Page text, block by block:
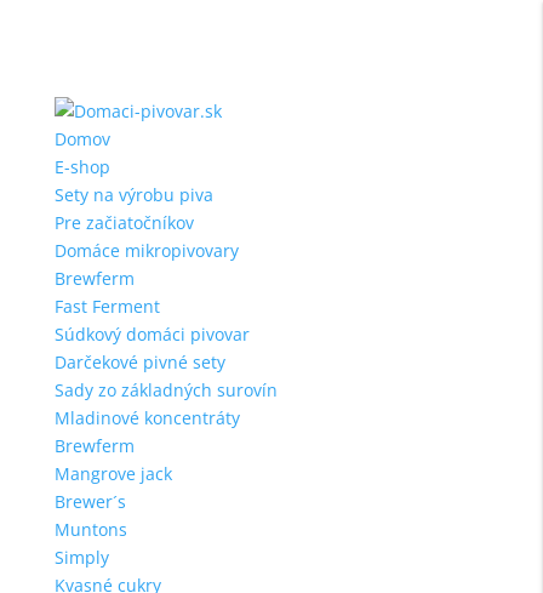
Domov
E-shop
Sety na výrobu piva
Pre začiatočníkov
Domáce mikropivovary
Brewferm
Fast Ferment
Súdkový domáci pivovar
Darčekové pivné sety
Sady zo základných surovín
Mladinové koncentráty
Brewferm
Mangrove jack
Brewer´s
Muntons
Simply
Kvasné cukry